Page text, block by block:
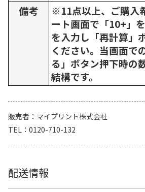
備考
※11点以上、ご購入
ート画面で「10+」
を入力し「再計算」
ください。当画面で
る」ボタン押下時の
結構です。
販売者
マイプリント株式会社
TEL
0120-710-132
配送情報